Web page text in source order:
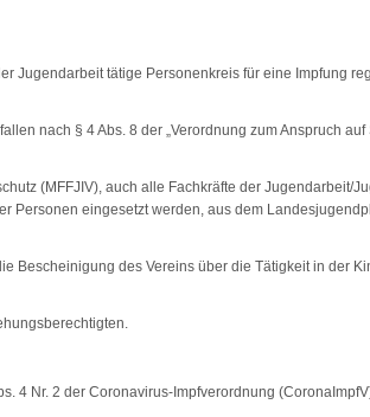
tätige Personenkreis für eine Impfung
nach § 4 Abs. 8 der „Verordnung zum Anspruch
(MFFJIV), auch alle Fachkräfte der Jugendarbeit/
eingesetzt werden, aus dem
des Vereins über die Tätigkeit in der
4 Nr. 2 der Coronavirus-Impfverordnung